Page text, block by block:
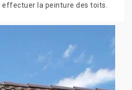
la peinture des toits.